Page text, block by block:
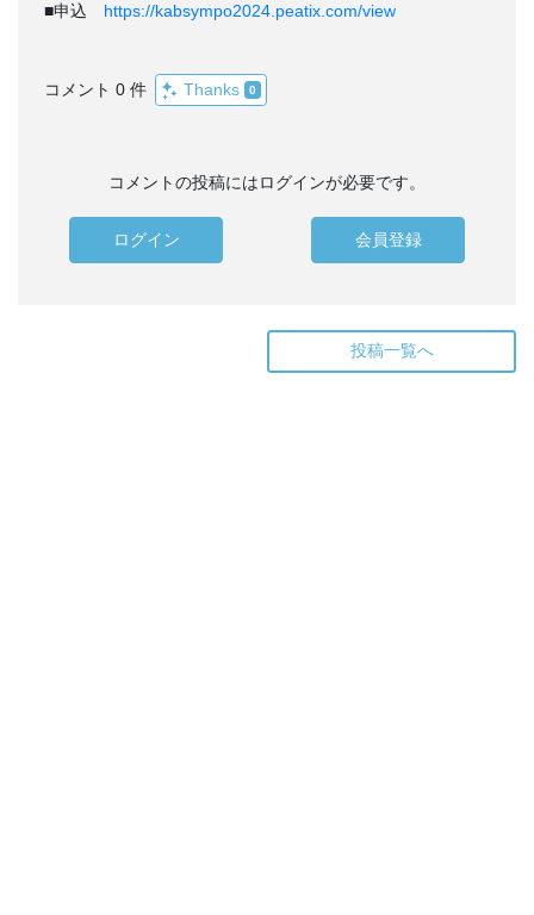
■申込 https://kabsympo2024.peatix.com/view
コメント 0 件 Thanks 0
コメントの投稿にはログインが必要です。
ログイン 会員登録
投稿一覧へ